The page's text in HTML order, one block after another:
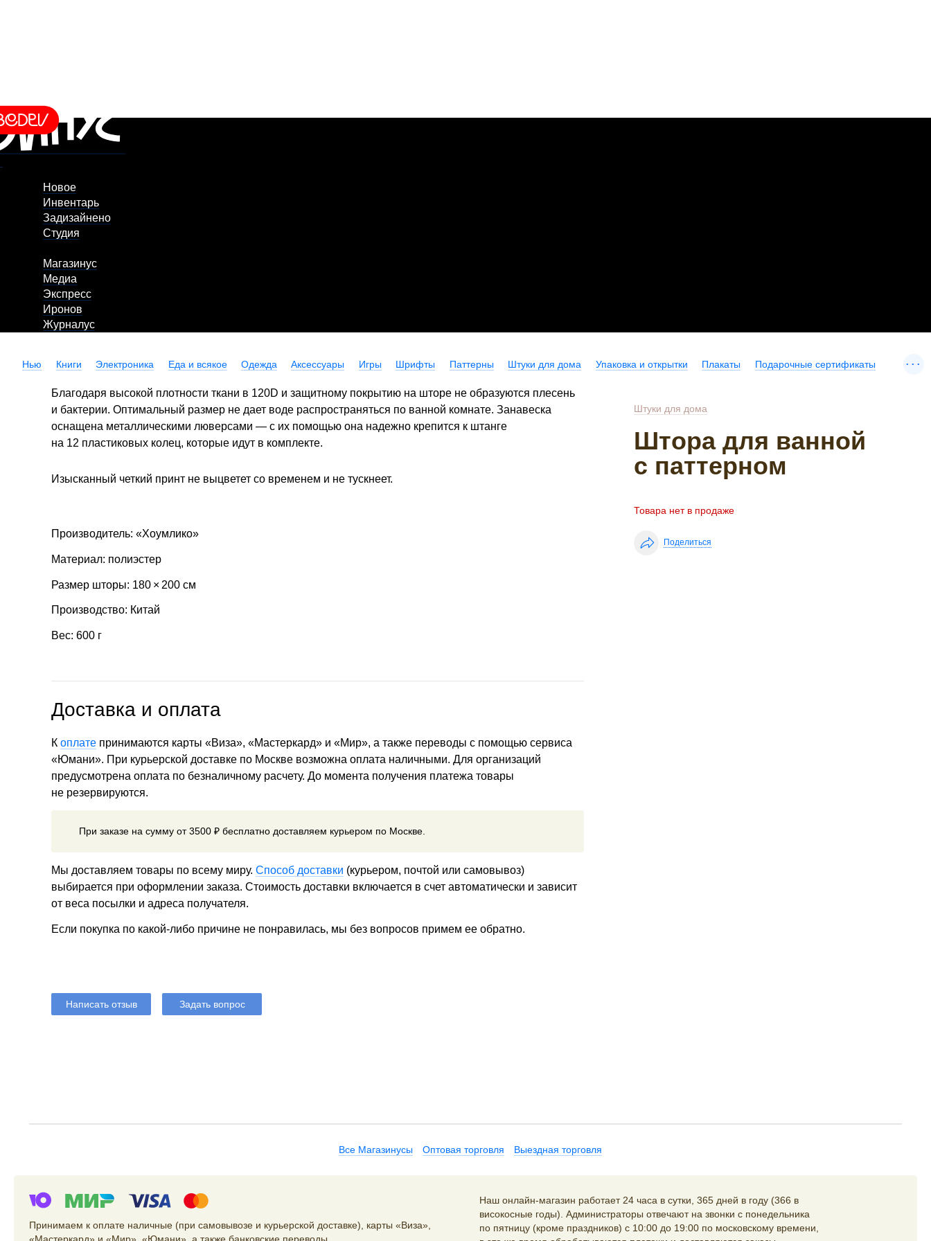
Новое
Инвентарь
Задизайнено
Студия
Магазинус
Медиа
Экспресс
Иронов
Журналус
Нью Книги Электроника Еда и всякое Одежда Аксессуары Игры Шрифты Паттерны Штуки для дома Упаковка и открытки Плакаты Подарочные сертификаты ...
Штуки для дома
Штора для ванной
с паттерном
Товара нет в продаже
Поделиться
Благодаря высокой плотности ткани в 120D и защитному покрытию на шторе не образуются плесень
и бактерии. Оптимальный размер не дает воде распространяться по ванной комнате. Занавеска
оснащена металлическими люверсами — с их помощью она надежно крепится к штанге
на 12 пластиковых колец, которые идут в комплекте.
Изысканный четкий принт не выцветет со временем и не тускнеет.
Производитель: «Хоумлико»
Материал: полиэстер
Размер шторы: 180 × 200 см
Производство: Китай
Вес: 600 г
Доставка и оплата
К оплате принимаются карты «Виза», «Мастеркард» и «Мир», а также переводы с помощью сервиса
«Юмани». При курьерской доставке по Москве возможна оплата наличными. Для организаций
предусмотрена оплата по безналичному расчету. До момента получения платежа товары
не резервируются.
При заказе на сумму от 3500 ₽ бесплатно доставляем курьером по Москве.
Мы доставляем товары по всему миру. Способ доставки (курьером, почтой или самовывоз)
выбирается при оформлении заказа. Стоимость доставки включается в счет автоматически и зависит
от веса посылки и адреса получателя.
Если покупка по какой-либо причине не понравилась, мы без вопросов примем ее обратно.
Написать отзыв Задать вопрос
Все Магазинусы Оптовая торговля Выездная торговля
Принимаем к оплате наличные (при самовывозе и курьерской доставке), карты «Виза»,
Наш онлайн-магазин работает 24 часа в сутки, 365 дней в году (366 в
високосные годы). Администраторы отвечают на звонки с понедельника
по пятницу (кроме праздников) с 10:00 до 19:00 по московскому времени,